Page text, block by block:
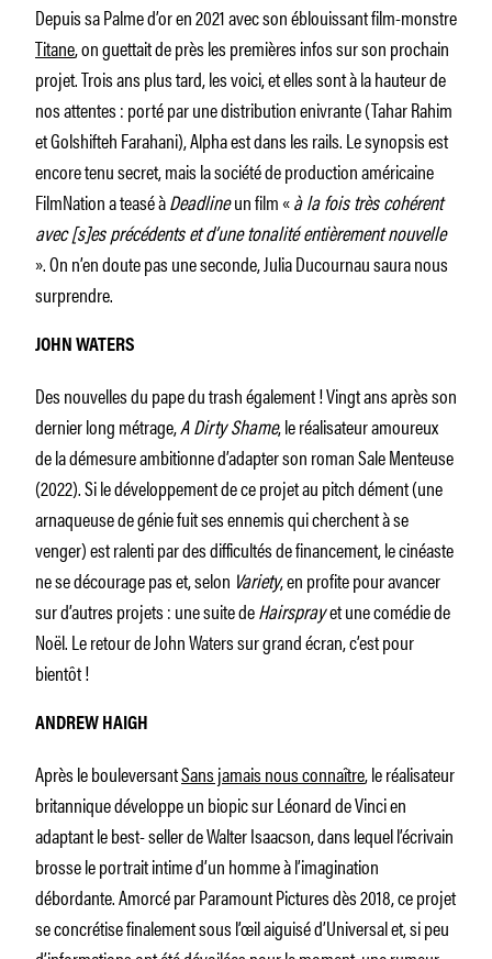
Depuis sa Palme d’or en 2021 avec son éblouissant film-monstre
Titane, on guettait de près les premières infos sur son prochain
projet. Trois ans plus tard, les voici, et elles sont à la hauteur de
nos attentes : porté par une distribution enivrante (Tahar Rahim
et Golshifteh Farahani), Alpha est dans les rails. Le synopsis est
encore tenu secret, mais la société de production américaine
FilmNation a teasé àDeadlineun film «à la fois très cohérent
avec [s]es précédents et d’une tonalité entièrement nouvelle
». On n’en doute pas une seconde, Julia Ducournau saura nous
surprendre.
JOHN WATERS
Des nouvelles du pape du trash également ! Vingt ans après son
dernier long métrage,A Dirty Shame, le réalisateur amoureux
de la démesure ambitionne d’adapter son roman Sale Menteuse
(2022). Si le développement de ce projet au pitch dément (une
arnaqueuse de génie fuit ses ennemis qui cherchent à se
venger) est ralenti par des difficultés de financement, le cinéaste
ne se décourage pas et, selon Variety, en profite pour avancer
sur d’autres projets : une suite deHairsprayet une comédie de
Noël. Le retour de John Waters sur grand écran, c’est pour
bientôt !
ANDREW HAIGH
Après le bouleversantSans jamais nous connaître, le réalisateur
britannique développe un biopic sur Léonard de Vinci en
adaptant le best- seller de Walter Isaacson, dans lequel l’écrivain
brosse le portrait intime d’un homme à l’imagination
débordante. Amorcé par Paramount Pictures dès 2018, ce projet
se concrétise finalement sous l’œil aiguisé d’Universal et, si peu